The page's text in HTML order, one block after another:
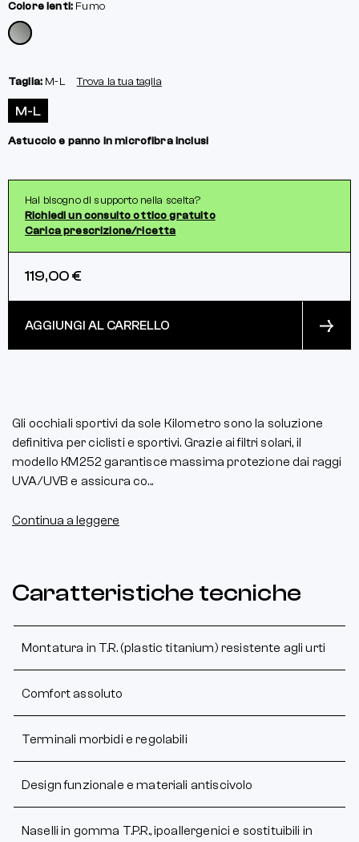
Colore lenti: Fumo
Taglia: M-L Trova la tua taglia
M-L
Astuccio e panno in microfibra inclusi
Hai bisogno di supporto nella scelta?
Richiedi un consulto ottico gratuito
Carica prescrizione/ricetta
119,00 €
AGGIUNGI AL CARRELLO
Gli occhiali sportivi da sole Kilometro sono la soluzione
definitiva per ciclisti e sportivi. Grazie ai filtri solari, il
modello KM252 garantisce massima protezione dai raggi
UVA/UVB e assicura co...
Continua a leggere
Caratteristiche tecniche
Montatura in T.R. (plastic titanium) resistente agli urti
Comfort assoluto
Terminali morbidi e regolabili
Design funzionale e materiali antiscivolo
Naselli in gomma T.P.R., ipoallergenici e sostituibili in